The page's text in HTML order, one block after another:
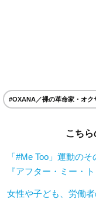
#OXANA／裸の革命家・オク
こち
「#Me Too」運動の
『アフター・ミー・
女性や子ども、労働